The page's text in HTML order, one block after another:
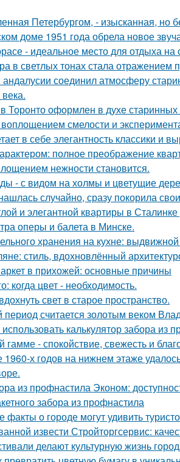
Петербургом, - изысканная, но
доме 1951 года обрела новое
- идеальное место для отдыха на
в светлых тонах стала отражением
соединил атмосферу
Торонто оформлен в духе
смелости и
в себе элегантность классики и
полное преображение
нежности становится.
- с видом на холмы и цветущие
случайно, сразу покорила
и элегантной квартиры в
оперы и балета в Минске.
хранения на кухне:
стиль, вдохновлённый
в прихожей: основные причины
когда цвет - необходимость.
свет в старое пространство.
период считается золотым веком
калькулятор забора из
гамме - спокойствие, свежесть и
1960-х годов на нижнем этаже
из профнастила Эконом:
забора из профнастила
факты о городе могут удивить
извести Стройторгсервис:
делают культурную жизнь